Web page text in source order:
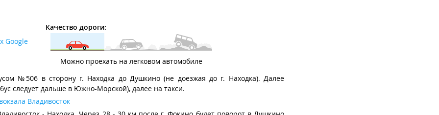
Google
Качество дороги:
Можно проехать на легковом автомобиле
№506 в сторону г. Находка до Душкино (не доезжая до г. Находка). Далее
следует дальше в Южно-Морской), далее на такси.
Владивосток